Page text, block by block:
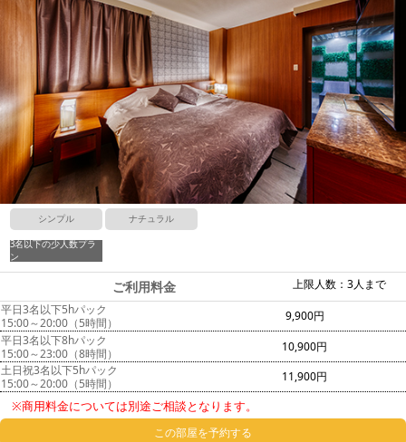
シンプル ナチュラル
3名以下の少人数プラ
ン
上限人数：3人まで
ご利用料金
平日3名以下5hパック
15:00～20:00（5時間）
9,900円
平日3名以下8hパック
15:00～23:00（8時間）
10,900円
土日祝3名以下5hパック
15:00～20:00（5時間）
11,900円
※商用料金については別途ご相談となります。
この部屋を予約する